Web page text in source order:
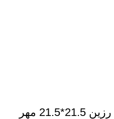
تابلوی طرح کاشی های رزین 21.5*21.5 مهر